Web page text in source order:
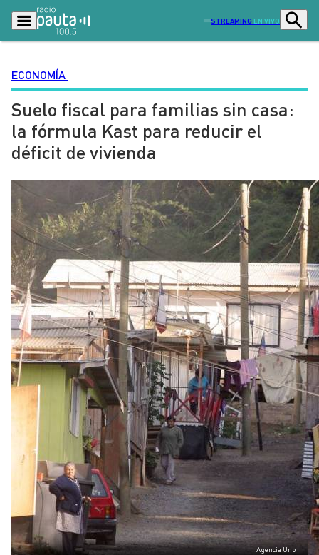
STREAMING EN VIVO
Podcasts Programas
Lo Último Actualidad
Ciudad
Sostenibilidad
Tendencias Deportes
Entretención y Cultura Opinión
Dato en Pauta Señal 2
Contenido Patrocinado
ECONOMÍA
Suelo fiscal para familias sin casa:
la fórmula Kast para reducir el
déficit de vivienda
Agencia Uno